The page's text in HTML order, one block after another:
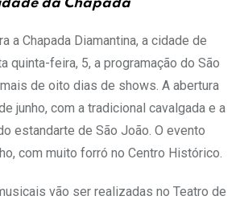
da Chapada
a Chapada Diamantina, a cidade de
quinta-feira, 5, a programação do São
de oito dias de shows. A abertura
junho, com a tradicional cavalgada e a
estandarte de São João. O evento
com muito forró no Centro Histórico.
vão ser realizadas no Teatro de